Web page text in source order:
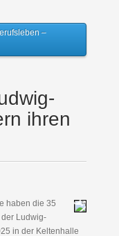
–
ihren
haben die 35
Ludwig-
in der Keltenhalle